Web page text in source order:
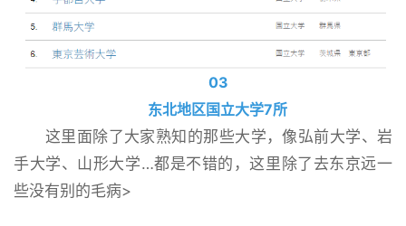
03
东北地区国立大学7所
这里面除了大家熟知的那些大学，像弘前大学、岩
手大学、山形大学…都是不错的，这里除了去东京远一
些没有别的毛病>